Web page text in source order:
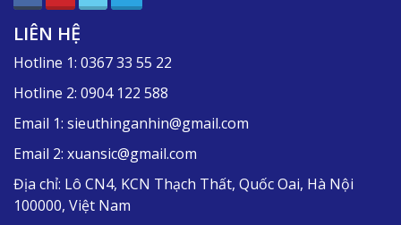
LIÊN HỆ
Hotline 1: 0367 33 55 22
Hotline 2: 0904 122 588
Email 1: sieuthinganhin@gmail.com
Email 2: xuansic@gmail.com
Địa chỉ: Lô CN4, KCN Thạch Thất, Quốc Oai, Hà Nội
100000, Việt Nam